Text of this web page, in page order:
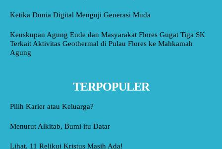
Ketika Dunia Digital Menguji Generasi Muda
Keuskupan Agung Ende dan Masyarakat Flores Gugat Tiga SK
Terkait Aktivitas Geothermal di Pulau Flores ke Mahkamah
Agung
TERPOPULER
Pilih Karier atau Keluarga?
Menurut Alkitab, Bumi itu Datar
Lihat, 11 Relikui Kristus Masih Ada!